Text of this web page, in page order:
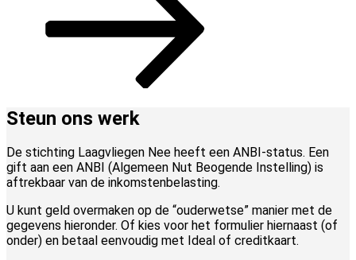
Steun ons werk
De stichting Laagvliegen Nee heeft een ANBI-status. Een
gift aan een ANBI (Algemeen Nut Beogende Instelling) is
aftrekbaar van de inkomstenbelasting.
U kunt geld overmaken op de “ouderwetse” manier met de
gegevens hieronder. Of kies voor het formulier hiernaast (of
onder) en betaal eenvoudig met Ideal of creditkaart.